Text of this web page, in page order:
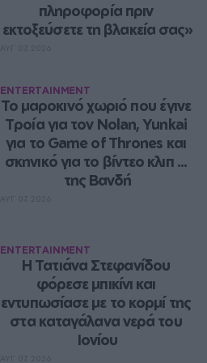
πληροφορία πριν
εκτοξεύσετε τη βλακεία σας»
ENTERTAINMENT
Το μαροκινό χωριό που έγινε
Τροία για τον Nolan, Yunkai
για το Game of Thrones και
σκηνικό για το βίντεο κλιπ ...
της Βανδή
ENTERTAINMENT
Η Τατιάνα Στεφανίδου
φόρεσε μπικίνι και
εντυπωσίασε με το κορμί της
στα καταγάλανα νερά του
Ιονίου